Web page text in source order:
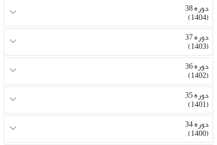
دوره 38
(1404)
دوره 37
(1403)
دوره 36
(1402)
دوره 35
(1401)
دوره 34
(1400)